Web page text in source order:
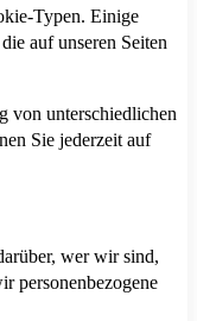
Typen. Einige
auf unseren Seiten
von unterschiedlichen
Sie jederzeit auf
wer wir sind,
personenbezogene